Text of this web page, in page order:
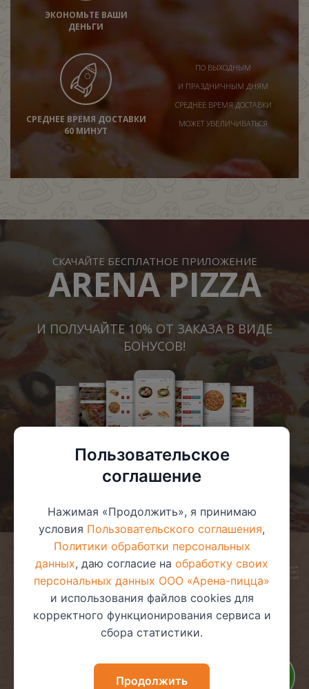
ЭКОНОМЬТЕ ВАШИ
ДЕНЬГИ
СРЕДНЕЕ ВРЕМЯ ДОСТАВКИ
60 МИНУТ
ПО ВЫХОДНЫМ
И ПРАЗДНИЧНЫМ ДНЯМ
СРЕДНЕЕ ВРЕМЯ ДОСТАВКИ
МОЖЕТ УВЕЛИЧИВАТЬСЯ
СКАЧАЙТЕ БЕСПЛАТНОЕ ПРИЛОЖЕНИЕ
ARENA PIZZA
И ПОЛУЧАЙТЕ 10% ОТ ЗАКАЗА В ВИДЕ
БОНУСОВ!
© 2025 ООО «Арена-пицца»
УНП 391272611
Магазин зарегистрирован в торговом реестре 08.05.2017 №381622
Политика видеонаблюдения
Политика в отношении
Пользовательское
соглашение
Нажимая «Продолжить», я принимаю
условия Пользовательского соглашения,
Политики обработки персональных
данных, даю согласие на обработку своих
персональных данных ООО «Арена-пицца»
и использования файлов cookies для
корректного функционирования сервиса и
сбора статистики.
Продолжить